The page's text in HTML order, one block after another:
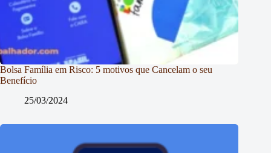
Bolsa Família em Risco: 5 motivos que Cancelam o seu
Benefício
25/03/2024